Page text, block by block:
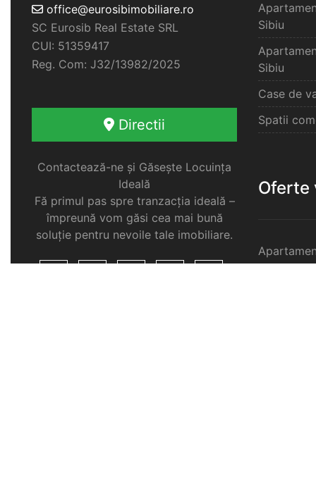
office@eurosibimobiliare.ro
SC Eurosib Real Estate SRL
CUI: 51359417
Reg. Com: J32/13982/2025
Directii
Contactează-ne și Găsește Locuința
Ideală
Fă primul pas spre tranzacția ideală –
împreună vom găsi cea mai bună
soluție pentru nevoile tale imobiliare.
Sibiu
Sibiu
Case de
Spatii
Oferte